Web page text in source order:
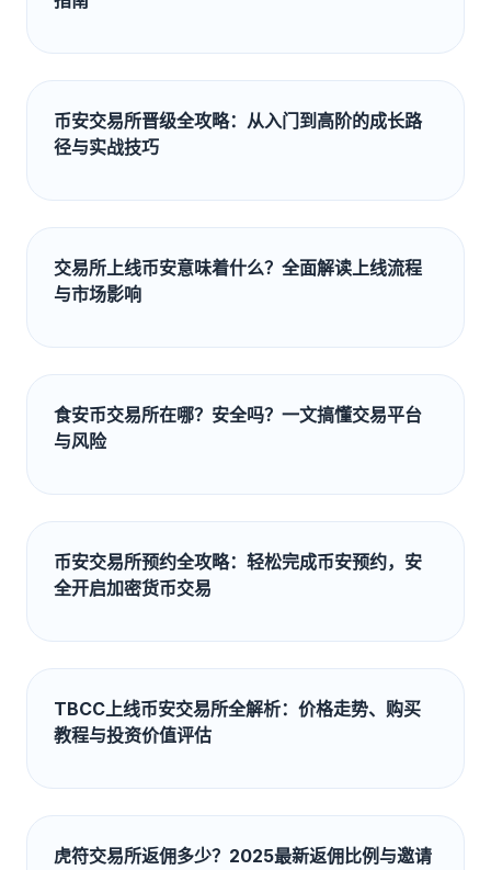
币安交易所晋级全攻略：从入门到高阶的成长路
径与实战技巧
交易所上线币安意味着什么？全面解读上线流程
与市场影响
食安币交易所在哪？安全吗？一文搞懂交易平台
与风险
币安交易所预约全攻略：轻松完成币安预约，安
全开启加密货币交易
TBCC上线币安交易所全解析：价格走势、购买
教程与投资价值评估
虎符交易所返佣多少？2025最新返佣比例与邀请